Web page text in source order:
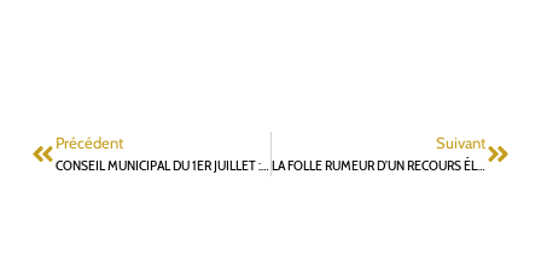
Précédent
CONSEIL MUNICIPAL DU 1ER JUILLET : UN DÉBAT HOULEUX SUR LE PROJET DE CUISINE CENTRALE XXL
Suivant
LA FOLLE RUMEUR D’UN RECOURS ÉLECTORAL SUITE À LA DÉFAITE DE L. VASTEL